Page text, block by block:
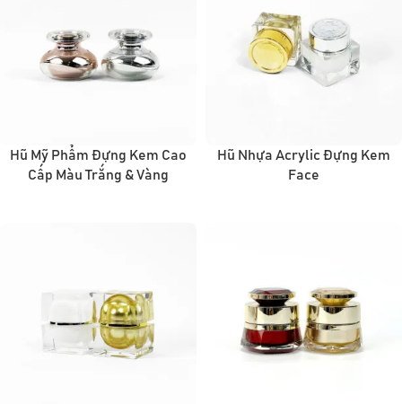
Hũ Mỹ Phẩm Đựng Kem Cao
Cấp Màu Trắng & Vàng
Hũ Nhựa Acrylic Đựng Kem
Face